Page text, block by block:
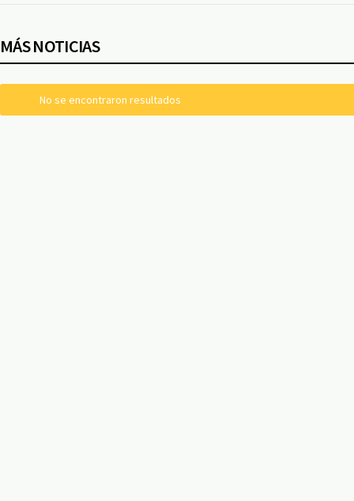
MÁS NOTICIAS
No se encontraron resultados